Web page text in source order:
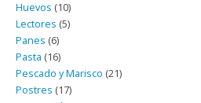
Huevos (10)
Lectores (5)
Panes (6)
Pasta (16)
Pescado y Marisco (21)
Postres (17)